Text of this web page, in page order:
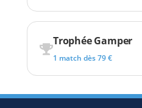
Trophée Gamper
1 match dès 79 €